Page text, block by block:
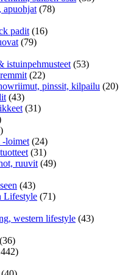
apuohjat (78)
padit (16)
(79)
istuinpehmusteet (53)
(22)
pinssit, kilpailu (20)
(43)
(31)
-loimet (24)
(31)
ruuvit (49)
(43)
Lifestyle (71)
western lifestyle (43)
(36)